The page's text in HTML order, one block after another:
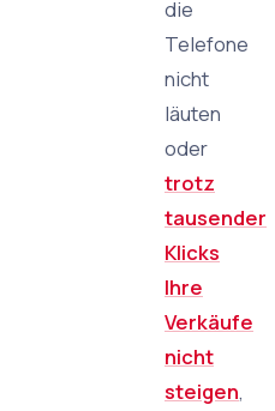
die
Telefone
nicht
läuten
oder
trotz
tausender
Klicks
Ihre
Verkäufe
nicht
steigen,